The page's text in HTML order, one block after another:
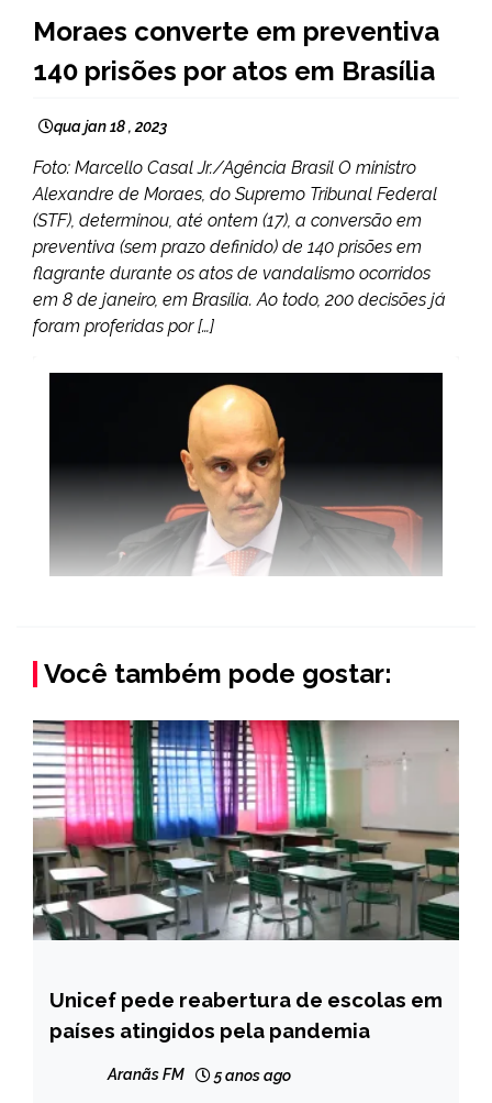
NOTÍCIAS
Moraes converte em preventiva
140 prisões por atos em Brasília
qua jan 18 , 2023
Foto: Marcello Casal Jr./Agência Brasil O ministro
Alexandre de Moraes, do Supremo Tribunal Federal
(STF), determinou, até ontem (17), a conversão em
preventiva (sem prazo definido) de 140 prisões em
flagrante durante os atos de vandalismo ocorridos
em 8 de janeiro, em Brasília. Ao todo, 200 decisões já
foram proferidas por […]
Você também pode gostar:
INTERNACIONAL
NOTÍCIAS
Unicef pede reabertura de escolas em
países atingidos pela pandemia
Aranãs FM 5 anos ago